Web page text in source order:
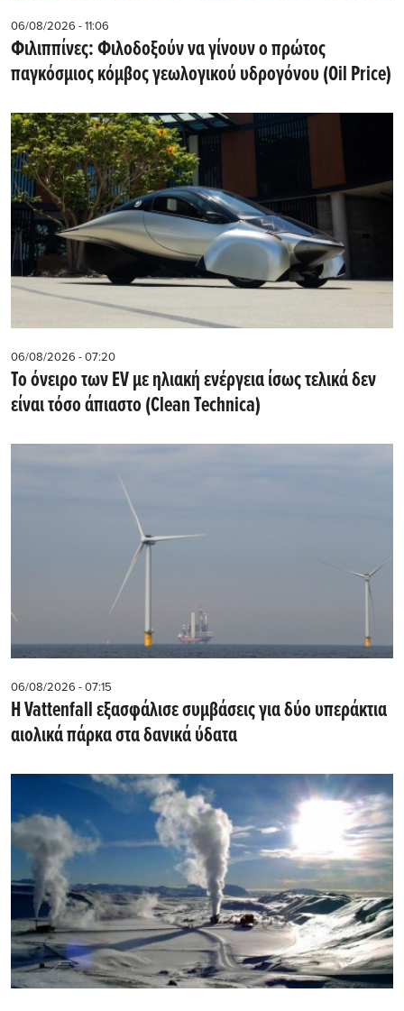
06/08/2026 - 11:06
Φιλιππίνες: Φιλοδοξούν να γίνουν ο πρώτος
παγκόσμιος κόμβος γεωλογικού υδρογόνου (Oil Price)
06/08/2026 - 07:20
Το όνειρο των EV με ηλιακή ενέργεια ίσως τελικά δεν
είναι τόσο άπιαστο (Clean Technica)
06/08/2026 - 07:15
Η Vattenfall εξασφάλισε συμβάσεις για δύο υπεράκτια
αιολικά πάρκα στα δανικά ύδατα